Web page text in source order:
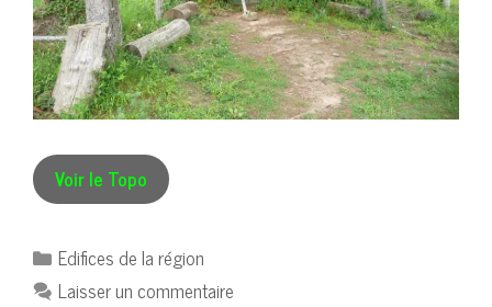
Voir le Topo
Catégories
Edifices de la région
Laisser un commentaire